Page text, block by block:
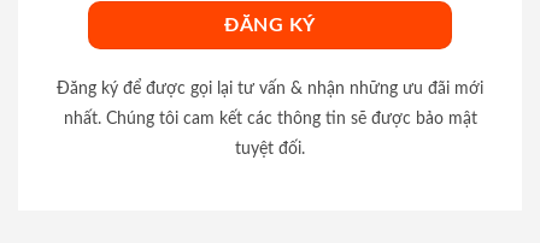
Đăng ký để được gọi lại tư vấn & nhận những ưu đãi mới
nhất. Chúng tôi cam kết các thông tin sẽ được bảo mật
tuyệt đối.